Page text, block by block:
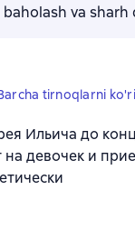
va
tirnoqlarni
Ильича до
на девочек и